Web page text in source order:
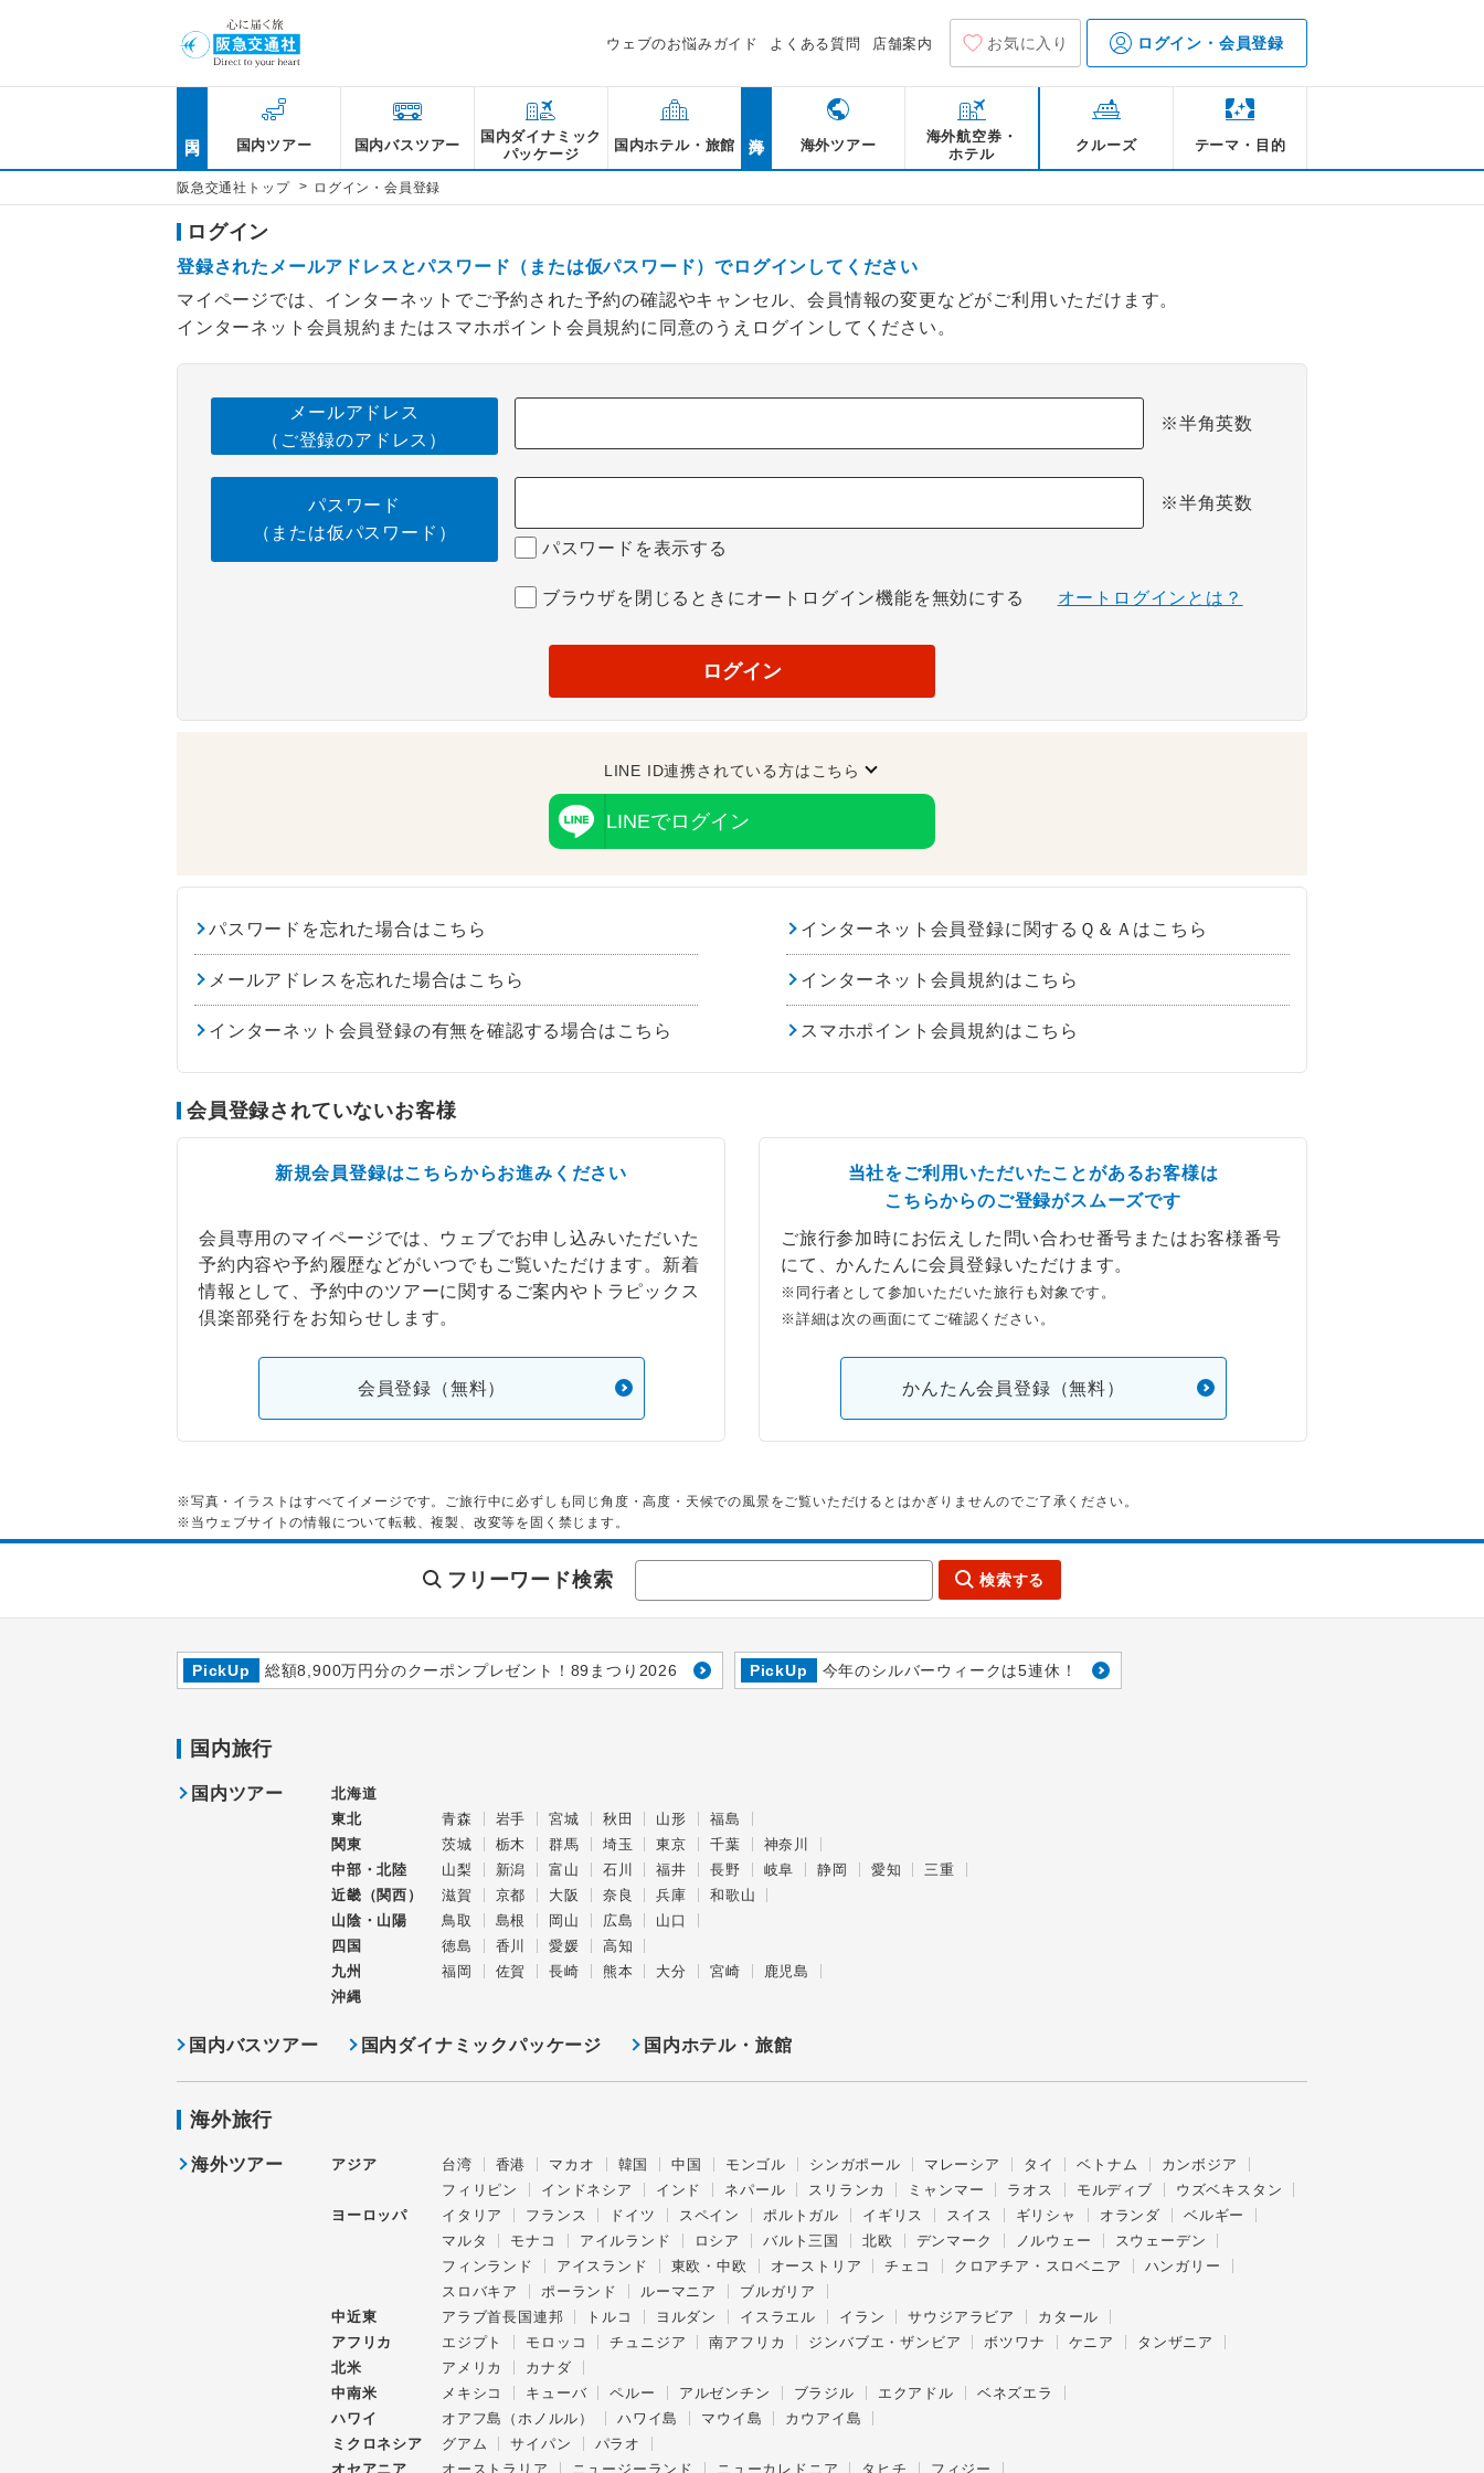
ウェブのお悩みガイド よくある質問 店舗案内 お気に入り ログイン・会員登録
国内ツアー 国内バスツアー
国内ダイナミック
パッケージ
国内ホテル・旅館 海外ツアー
海外航空券・
ホテル
クルーズ テーマ・目的
阪急交通社トップ > ログイン・会員登録
ログイン
登録されたメールアドレスとパスワード（または仮パスワード）でログインしてください
マイページでは、インターネットでご予約された予約の確認やキャンセル、会員情報の変更などがご利用いただけます。
インターネット会員規約またはスマホポイント会員規約に同意のうえログインしてください。
メールアドレス
（ご登録のアドレス）
※半角英数
パスワード
（または仮パスワード）
※半角英数
パスワードを表示する
ブラウザを閉じるときにオートログイン機能を無効にする オートログインとは？
ログイン
LINE ID連携されている方はこちら
LINEでログイン
パスワードを忘れた場合はこちら インターネット会員登録に関するＱ＆Ａはこちら
メールアドレスを忘れた場合はこちら インターネット会員規約はこちら
インターネット会員登録の有無を確認する場合はこちら スマホポイント会員規約はこちら
会員登録されていないお客様
新規会員登録はこちらからお進みください
会員専用のマイページでは、ウェブでお申し込みいただいた
予約内容や予約履歴などがいつでもご覧いただけます。新着
情報として、予約中のツアーに関するご案内やトラピックス
倶楽部発行をお知らせします。
会員登録（無料）
当社をご利用いただいたことがあるお客様は
こちらからのご登録がスムーズです
ご旅行参加時にお伝えした問い合わせ番号またはお客様番号
にて、かんたんに会員登録いただけます。
※同行者として参加いただいた旅行も対象です。
※詳細は次の画面にてご確認ください。
かんたん会員登録（無料）
※写真・イラストはすべてイメージです。ご旅行中に必ずしも同じ角度・高度・天候での風景をご覧いただけるとはかぎりませんのでご了承ください。
※当ウェブサイトの情報について転載、複製、改変等を固く禁じます。
フリーワード検索 検索する
PickUp 総額8,900万円分のクーポンプレゼント！89まつり2026 PickUp 今年のシルバーウィークは5連休！
国内旅行
国内ツアー
北海道
東北
青森 岩手 宮城 秋田 山形
福島
関東
茨城 栃木 群馬 埼玉 東京 千葉
神奈川
中部・北陸
山梨 新潟 富山 石川 福井 長野 岐阜 静岡 愛知
三重
近畿（関西）
滋賀 京都 大阪 奈良 兵庫
和歌山
山陰・山陽
鳥取 島根 岡山 広島
山口
四国
徳島 香川 愛媛
高知
九州
福岡 佐賀 長崎 熊本 大分 宮崎
鹿児島
沖縄
国内バスツアー 国内ダイナミックパッケージ 国内ホテル・旅館
海外旅行
海外ツアー アジア 台湾 香港 マカオ 韓国 中国 モンゴル シンガポール マレーシア タイ ベトナム
カンボジア
フィリピン
インドネシア インド ネパール スリランカ ミャンマー ラオス モルディブ
ウズベキスタン
ヨーロッパ
イタリア フランス ドイツ スペイン ポルトガル イギリス スイス ギリシャ オランダ
ベルギー
マルタ
モナコ アイルランド ロシア バルト三国 北欧 デンマーク ノルウェー
スウェーデン
フィンランド
アイスランド 東欧・中欧 オーストリア チェコ クロアチア・スロベニア
ハンガリー
スロバキア
ポーランド ルーマニア
ブルガリア
中近東
アラブ首長国連邦 トルコ ヨルダン イスラエル イラン サウジアラビア
カタール
アフリカ
エジプト モロッコ チュニジア 南アフリカ ジンバブエ・ザンビア ボツワナ ケニア
タンザニア
北米
アメリカ
カナダ
中南米
メキシコ キューバ ペルー アルゼンチン ブラジル エクアドル
ベネズエラ
ハワイ
オアフ島（ホノルル） ハワイ島 マウイ島
カウアイ島
ミクロネシア
グアム サイパン
パラオ
オセアニア
オーストラリア ニュージーランド ニューカレドニア タヒチ フィジー